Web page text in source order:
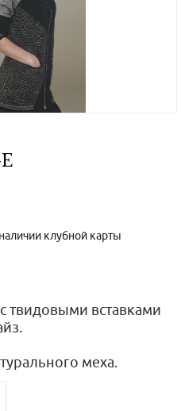
клубной карты
твидовыми вставками
меха.